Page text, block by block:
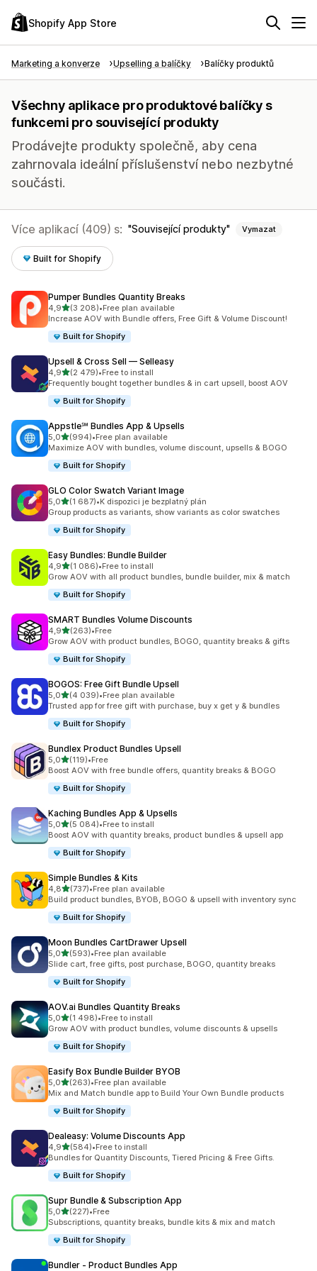
Shopify App Store
Marketing a konverze Upselling a balíčky Balíčky produktů
Všechny aplikace pro produktové balíčky s
funkcemi pro související produkty
Prodávejte produkty společně, aby cena
zahrnovala ideální příslušenství nebo nezbytné
součásti.
Více aplikací (409) s: Související produkty Vymazat
Built for Shopify
Pumper Bundles Quantity Breaks
4,9z 5 hvězd
(3 208)
Celkový počet recenzí: 3208
•Free plan available
Increase AOV with Bundle offers, Free Gift & Volume Discount!
Built for Shopify
Upsell & Cross Sell — Selleasy
4,9z 5 hvězd
(2 479)
Celkový počet recenzí: 2479
•Free to install
Frequently bought together bundles & in cart upsell, boost AOV
Built for Shopify
Appstle℠ Bundles App & Upsells
5,0z 5 hvězd
(994)
Celkový počet recenzí: 994
•Free plan available
Maximize AOV with bundles, volume discount, upsells & BOGO
Built for Shopify
GLO Color Swatch Variant Image
5,0z 5 hvězd
(1 687)
Celkový počet recenzí: 1687
•K dispozici je bezplatný plán
Group products as variants, show variants as color swatches
Built for Shopify
Easy Bundles: Bundle Builder
4,9z 5 hvězd
(1 086)
Celkový počet recenzí: 1086
•Free to install
Grow AOV with all product bundles, bundle builder, mix & match
Built for Shopify
SMART Bundles Volume Discounts
4,9z 5 hvězd
(263)
Celkový počet recenzí: 263
•Free
Grow AOV with product bundles, BOGO, quantity breaks & gifts
Built for Shopify
BOGOS: Free Gift Bundle Upsell
5,0z 5 hvězd
(4 039)
Celkový počet recenzí: 4039
•Free plan available
Trusted app for free gift with purchase, buy x get y & bundles
Built for Shopify
Bundlex Product Bundles Upsell
5,0z 5 hvězd
(119)
Celkový počet recenzí: 119
•Free
Boost AOV with free bundle offers, quantity breaks & BOGO
Built for Shopify
Kaching Bundles App & Upsells
5,0z 5 hvězd
(5 084)
Celkový počet recenzí: 5084
•Free to install
Boost AOV with quantity breaks, product bundles & upsell app
Built for Shopify
Simple Bundles & Kits
4,8z 5 hvězd
(737)
Celkový počet recenzí: 737
•Free plan available
Build product bundles, BYOB, BOGO & upsell with inventory sync
Built for Shopify
Moon Bundles CartDrawer Upsell
5,0z 5 hvězd
(593)
Celkový počet recenzí: 593
•Free plan available
Slide cart, free gifts, post purchase, BOGO, quantity breaks
Built for Shopify
AOV.ai Bundles Quantity Breaks
5,0z 5 hvězd
(1 498)
Celkový počet recenzí: 1498
•Free to install
Grow AOV with product bundles, volume discounts & upsells
Built for Shopify
Easify Box Bundle Builder BYOB
5,0z 5 hvězd
(263)
Celkový počet recenzí: 263
•Free plan available
Mix and Match bundle app to Build Your Own Bundle products
Built for Shopify
Dealeasy: Volume Discounts App
4,9z 5 hvězd
(584)
Celkový počet recenzí: 584
•Free to install
Bundles for Quantity Discounts, Tiered Pricing & Free Gifts.
Built for Shopify
Supr Bundle & Subscription App
5,0z 5 hvězd
(227)
Celkový počet recenzí: 227
•Free
Subscriptions, quantity breaks, bundle kits & mix and match
Built for Shopify
Bundler ‑ Product Bundles App